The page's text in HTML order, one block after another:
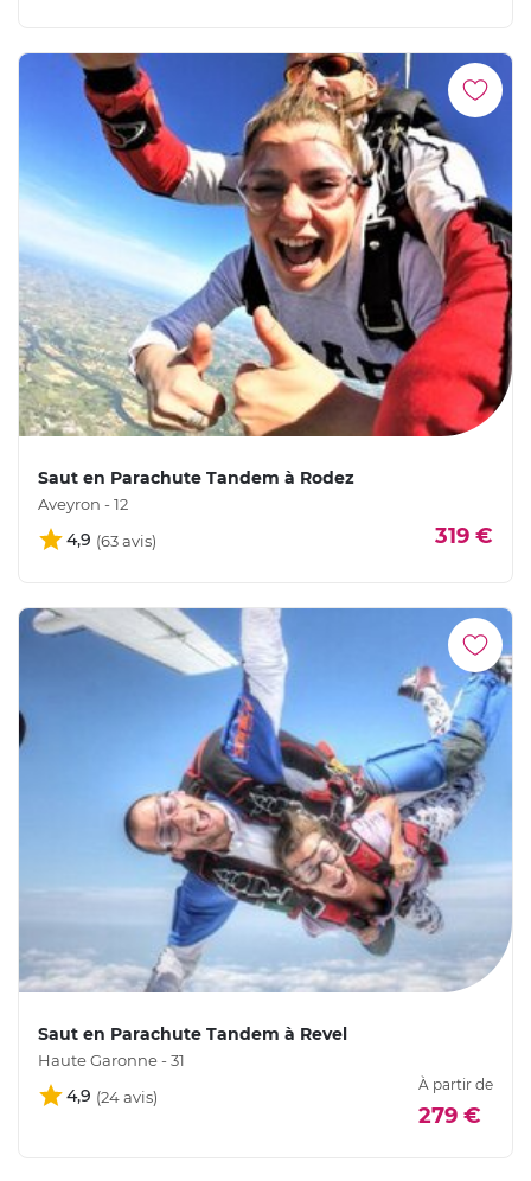
Saut en Parachute Tandem à Rodez
Aveyron - 12
4,9 319 €
Saut en Parachute Tandem à Revel
Haute Garonne - 31
4,9
À partir de
279 €